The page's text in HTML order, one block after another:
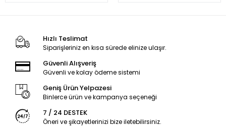
Hızlı Teslimat
Siparişleriniz en kısa sürede elinize ulaşır.
Güvenli Alışveriş
Güvenli ve kolay ödeme sistemi
Geniş Ürün Yelpazesi
Binlerce ürün ve kampanya seçeneği
7 / 24 DESTEK
Öneri ve şikayetlerinizi bize iletebilirsiniz.